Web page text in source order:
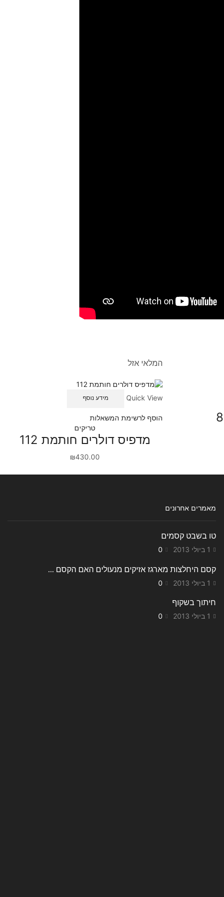
המלאי אזל
Quick View מידע נוסף
הוסף לרשימת המשאלות
טריקים
מדפיס דולרים חותמת 112
₪430.00
מאמרים אחרונים
טו בשבט קסמים
1 ביולי 2013 0
קסם היחלצות מארגז אזיקים מנעולים האם הקסם ...
1 ביולי 2013 0
חיתוך בשקוף
1 ביולי 2013 0